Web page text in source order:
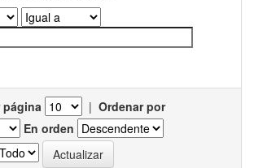
página | Ordenar por
En orden